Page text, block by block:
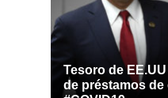
Tesoro de
de préstamos de